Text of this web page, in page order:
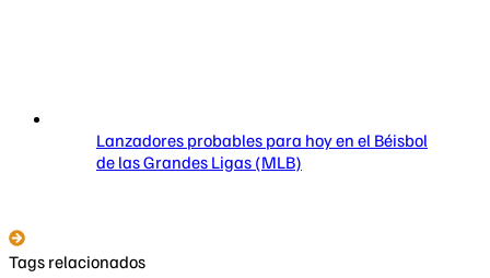
Lanzadores probables para hoy en el Béisbol
de las Grandes Ligas (MLB)
Tags relacionados